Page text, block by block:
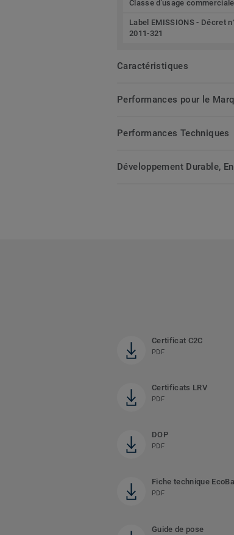
Classe d'usage commerciale
Label EMISSIONS - Décret
2011-321
Caractéristiques
Performances pour le
Performances Techniques
Développement Durable,
Certificat C2C
PDF
Certificats LRV
PDF
DOP
PDF
Fiche technique
PDF
Guide de pose